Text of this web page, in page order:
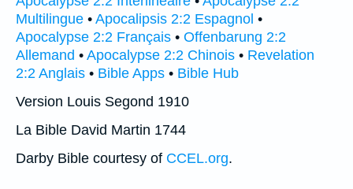
Multilingue • Apocalipsis 2:2 Espagnol •
Apocalypse 2:2 Français • Offenbarung 2:2
Allemand • Apocalypse 2:2 Chinois • Revelation
2:2 Anglais • Bible Apps • Bible Hub
Version Louis Segond 1910
La Bible David Martin 1744
Darby Bible courtesy of CCEL.org.